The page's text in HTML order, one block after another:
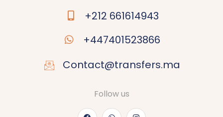
+212 661614943
+447401523866
Contact@transfers.ma
Follow us